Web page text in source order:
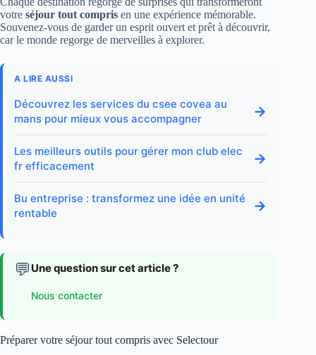
votre séjour tout compris en une expérience mémorable.
Souvenez-vous de garder un esprit ouvert et prêt à découvrir,
car le monde regorge de merveilles à explorer.
A LIRE AUSSI
Découvrez les services du csee covea au
mans pour mieux vous accompagner
→
Les meilleurs outils pour gérer mon club elec
fr efficacement
→
Bu entreprise : transformez une idée en unité
rentable
→
💬 Une question sur cet article ?
Nous contacter
Préparer votre séjour tout compris avec Selectour